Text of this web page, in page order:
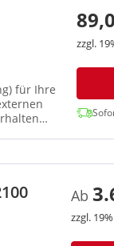
für Ihre
zzgl.
Ab
zzgl.